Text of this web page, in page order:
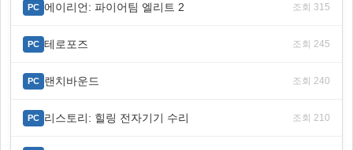
PC 에이리언: 파이어팀 엘리트 2 조회 315
PC 테로포즈 조회 245
PC 랜치바운드 조회 240
PC 리스토리: 힐링 전자기기 수리 조회 210